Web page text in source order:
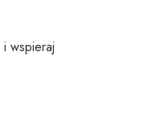
wspieraj